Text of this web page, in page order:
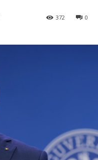
0
372